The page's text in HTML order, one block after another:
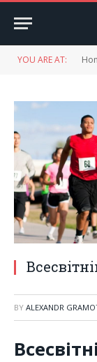
YOU ARE AT:
BY ALEXANDR